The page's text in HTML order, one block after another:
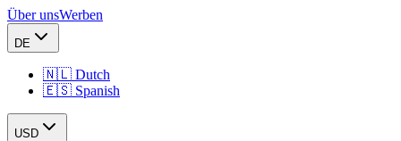
Über unsWerben
DE
🇳🇱 Dutch
🇪🇸 Spanish
USD